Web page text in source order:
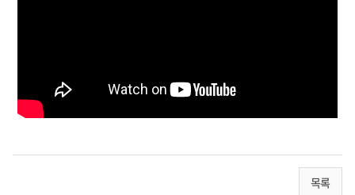
목록